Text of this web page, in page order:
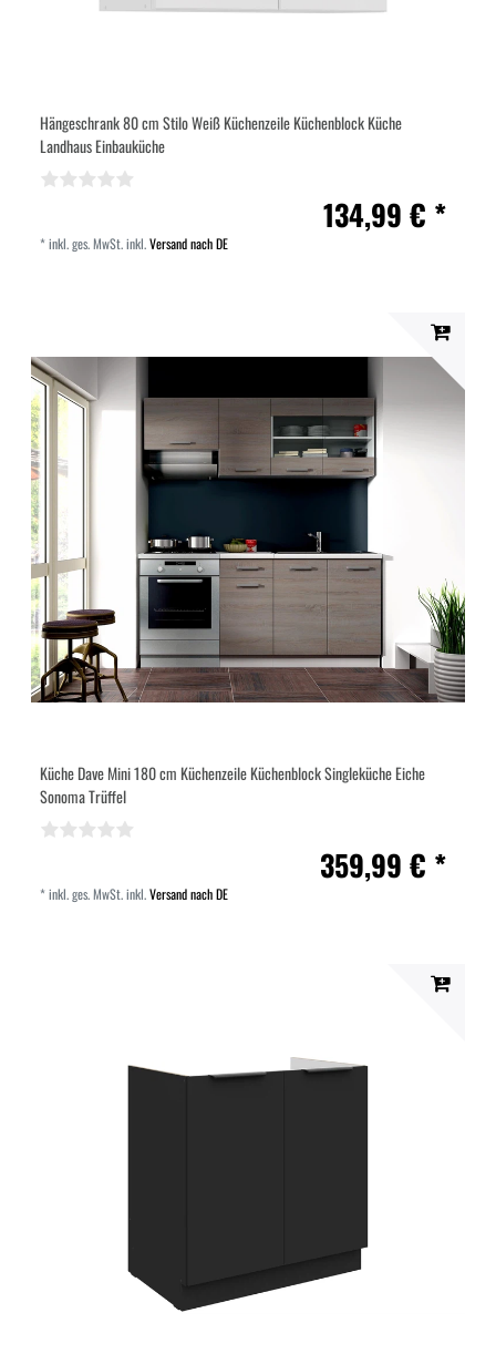
Hängeschrank 80 cm Stilo Weiß Küchenzeile Küchenblock Küche
Landhaus Einbauküche
134,99 € *
*inkl. ges. MwSt.inkl.Versand nach DE
Küche Dave Mini 180 cm Küchenzeile Küchenblock Singleküche Eiche
Sonoma Trüffel
359,99 € *
*inkl. ges. MwSt.inkl.Versand nach DE